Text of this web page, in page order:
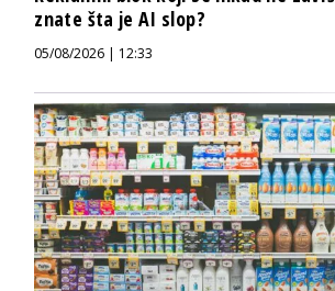
znate šta je AI slop?
05/08/2026 | 12:33